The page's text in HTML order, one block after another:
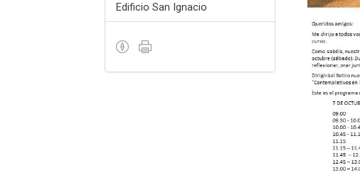
Edificio San Ignacio